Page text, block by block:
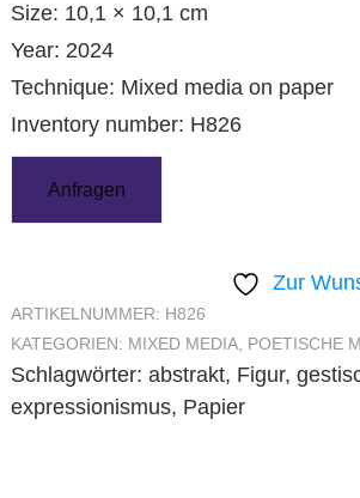
Size: 10,1 × 10,1 cm
Year: 2024
Technique: Mixed media on paper
Inventory number: H826
Anfragen
Zur
ARTIKELNUMMER: H826
KATEGORIEN: MIXED MEDIA, POETISCHE
Schlagwörter: abstrakt, Figur,
expressionismus, Papier